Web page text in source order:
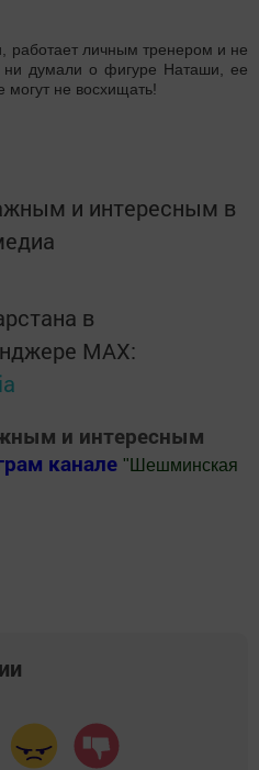
работает личным тренером и не
думали о фигуре Наташи, ее
могут не восхищать!
и интересным в
в
MАХ:
и интересным
канале " Шешминская